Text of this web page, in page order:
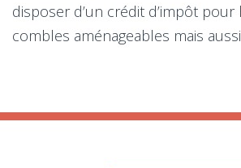
disposer d’un crédit d’impôt pour
combles aménageables mais